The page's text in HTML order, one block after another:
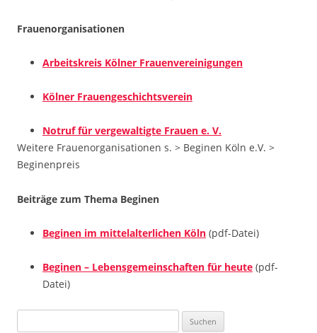
Frauenorganisationen
Arbeitskreis Kölner Frauenvereinigungen
Kölner Frauengeschichtsverein
Notruf für vergewaltigte Frauen e. V.
Weitere Frauenorganisationen s. > Beginen Köln e.V. >
Beginenpreis
Beiträge zum Thema Beginen
Beginen im mittelalterlichen Köln (pdf-Datei)
Beginen – Lebensgemeinschaften für heute (pdf-
Datei)